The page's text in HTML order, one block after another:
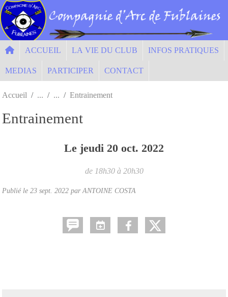
ACCUEIL LA VIE DU CLUB INFOS PRATIQUES
MEDIAS PARTICIPER CONTACT
Accueil Entrainement
Entrainement
Le jeudi 20 oct. 2022
de 18h30 à 20h30
Publié le 23 sept. 2022 par ANTOINE COSTA
Panneau de gestion des cookies